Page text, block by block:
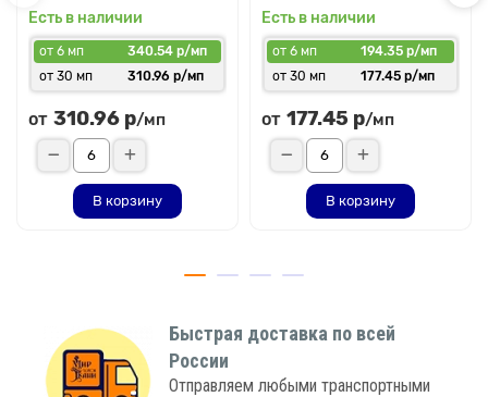
Есть в наличии
от 6 мп
340.54 р/мп
от 30 мп
310.96 р/мп
от 310.96 р/мп
В корзину
Есть в наличии
от 6 мп
194.35 р/мп
от 30 мп
177.45 р/мп
от 177.45 р/мп
В корзину
Быстрая доставка по всей
России
Отправляем любыми транспортными